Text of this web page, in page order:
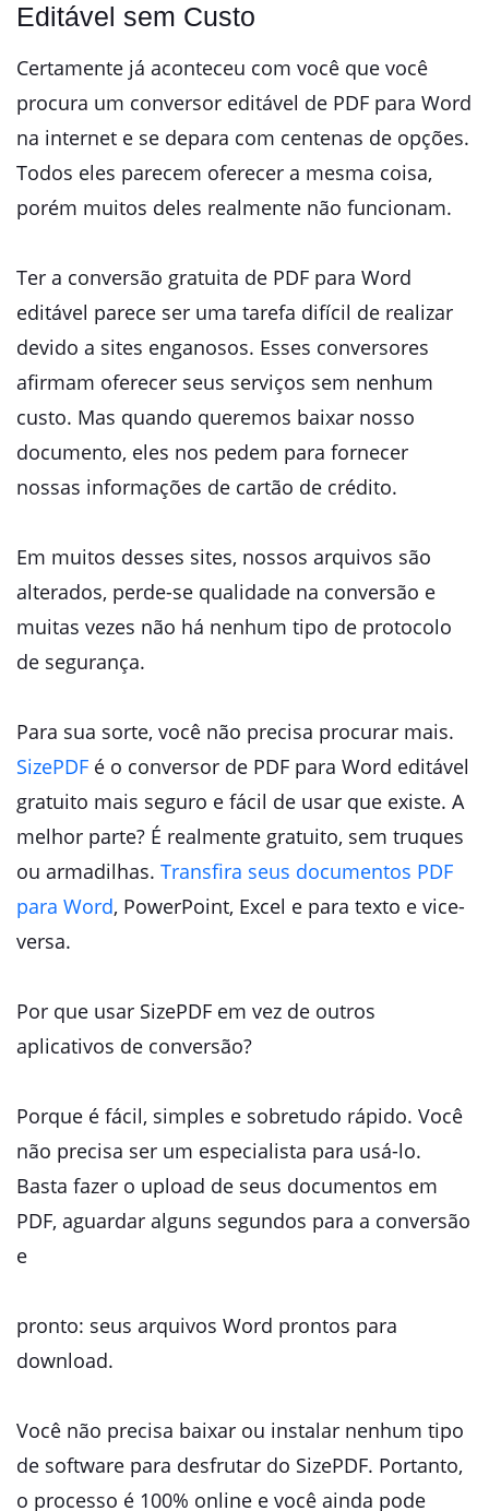
Editável sem Custo
Certamente já aconteceu com você que você
procura um conversor editável de PDF para Word
na internet e se depara com centenas de opções.
Todos eles parecem oferecer a mesma coisa,
porém muitos deles realmente não funcionam.
Ter a conversão gratuita de PDF para Word
editável parece ser uma tarefa difícil de realizar
devido a sites enganosos. Esses conversores
afirmam oferecer seus serviços sem nenhum
custo. Mas quando queremos baixar nosso
documento, eles nos pedem para fornecer
nossas informações de cartão de crédito.
Em muitos desses sites, nossos arquivos são
alterados, perde-se qualidade na conversão e
muitas vezes não há nenhum tipo de protocolo
de segurança.
Para sua sorte, você não precisa procurar mais.
SizePDF é o conversor de PDF para Word editável
gratuito mais seguro e fácil de usar que existe. A
melhor parte? É realmente gratuito, sem truques
ou armadilhas. Transfira seus documentos PDF
para Word, PowerPoint, Excel e para texto e vice-
versa.
Por que usar SizePDF em vez de outros
aplicativos de conversão?
Porque é fácil, simples e sobretudo rápido. Você
não precisa ser um especialista para usá-lo.
Basta fazer o upload de seus documentos em
PDF, aguardar alguns segundos para a conversão
e
pronto: seus arquivos Word prontos para
download.
Você não precisa baixar ou instalar nenhum tipo
de software para desfrutar do SizePDF. Portanto,
o processo é 100% online e você ainda pode